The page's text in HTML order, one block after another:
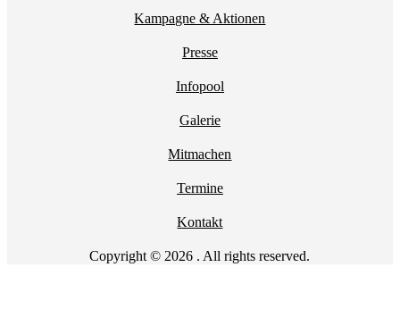
Kampagne & Aktionen
Presse
Infopool
Galerie
Mitmachen
Termine
Kontakt
Copyright © 2026 . All rights reserved.